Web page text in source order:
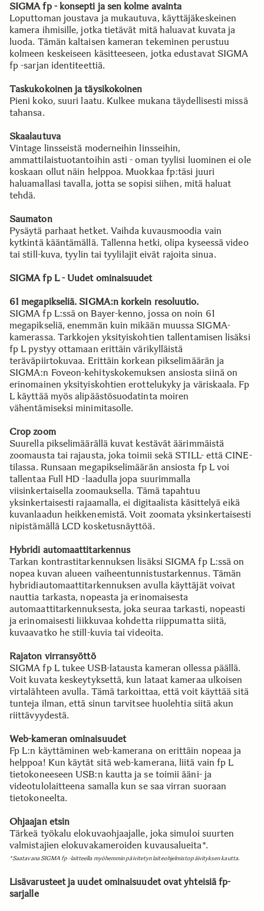
SIGMA fp - konsepti ja sen kolme avainta
Loputtoman joustava ja mukautuva, käyttäjäkeskeinen
kamera ihmisille, jotka tietävät mitä haluavat kuvata ja
luoda. Tämän kaltaisen kameran tekeminen perustuu
kolmeen keskeiseen käsitteeseen, jotka edustavat SIGMA
fp -sarjan identiteettiä.
Taskukokoinen ja täysikokoinen
Pieni koko, suuri laatu. Kulkee mukana täydellisesti missä
tahansa.
Skaalautuva
Vintage linsseistä moderneihin linsseihin,
ammattilaistuotantoihin asti - oman tyylisi luominen ei ole
koskaan ollut näin helppoa. Muokkaa fp:täsi juuri
haluamallasi tavalla, jotta se sopisi siihen, mitä haluat
tehdä.
Saumaton
Pysäytä parhaat hetket. Vaihda kuvausmoodia vain
kytkintä kääntämällä. Tallenna hetki, olipa kyseessä video
tai still-kuva, tyylin tai tyylilajit eivät rajoita sinua.
SIGMA fp L - Uudet ominaisuudet
61 megapikseliä. SIGMA:n korkein resoluutio.
SIGMA fp L:ssä on Bayer-kenno, jossa on noin 61
megapikseliä, enemmän kuin mikään muussa SIGMA-
kamerassa. Tarkkojen yksityiskohtien tallentamisen lisäksi
fp L pystyy ottamaan erittäin värikylläistä
teräväpiirtokuvaa. Erittäin korkean pikselimäärän ja
SIGMA:n Foveon-kehityskokemuksen ansiosta siinä on
erinomainen yksityiskohtien erottelukyky ja väriskaala. Fp
L käyttää myös alipäästösuodatinta moiren
vähentämiseksi minimitasolle.
Crop zoom
Suurella pikselimäärällä kuvat kestävät äärimmäistä
zoomausta tai rajausta, joka toimii sekä STILL- että CINE-
tilassa. Runsaan megapikselimäärän ansiosta fp L voi
tallentaa Full HD -laadulla jopa suurimmalla
viisinkertaisella zoomauksella. Tämä tapahtuu
yksinkertaisesti rajaamalla, ei digitaalista käsittelyä eikä
kuvanlaadun heikkenemistä. Voit zoomata yksinkertaisesti
nipistämällä LCD kosketusnäyttöä.
Hybridi automaattitarkennus
Tarkan kontrastitarkennuksen lisäksi SIGMA fp L:ssä on
nopea kuvan alueen vaiheentunnistustarkennus. Tämän
hybridiautomaattitarkennuksen avulla käyttäjät voivat
nauttia tarkasta, nopeasta ja erinomaisesta
automaattitarkennuksesta, joka seuraa tarkasti, nopeasti
ja erinomaisesti liikkuvaa kohdetta riippumatta siitä,
kuvaavatko he still-kuvia tai videoita.
Rajaton virransyöttö
SIGMA fp L tukee USB-latausta kameran ollessa päällä.
Voit kuvata keskeytyksettä, kun lataat kameraa ulkoisen
virtalähteen avulla. Tämä tarkoittaa, että voit käyttää sitä
tunteja ilman, että sinun tarvitsee huolehtia siitä akun
riittävyydestä.
Web-kameran ominaisuudet
Fp L:n käyttäminen web-kamerana on erittäin nopeaa ja
helppoa! Kun käytät sitä web-kamerana, liitä vain fp L
tietokoneeseen USB:n kautta ja se toimii ääni- ja
videotulolaitteena samalla kun se saa virran suoraan
tietokoneelta.
Ohjaajan etsin
Tärkeä työkalu elokuvaohjaajalle, joka simuloi suurten
valmistajien elokuvakameroiden kuvausalueita*.
*Saatavana SIGMA fp -laitteella myöhemmin päivitetyn laiteohjelmistopäivityksen kautta.
Lisävarusteet ja uudet ominaisuudet ovat yhteisiä fp-
sarjalle